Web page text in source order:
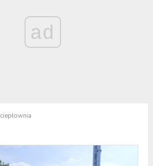
ad
ciepłownia